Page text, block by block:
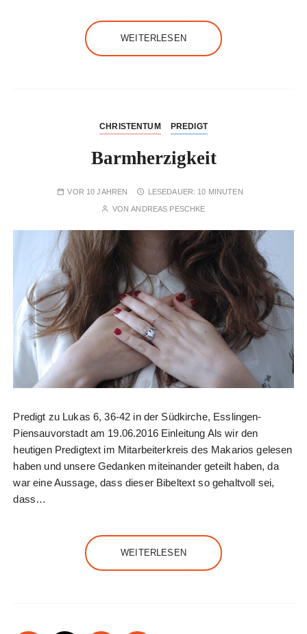
WEITERLESEN
CHRISTENTUM PREDIGT
Barmherzigkeit
VOR 10 JAHREN LESEDAUER: 10 MINUTEN
VONANDREAS PESCHKE
Predigt zu Lukas 6, 36-42 in der Südkirche, Esslingen-
Piensauvorstadt am 19.06.2016 Einleitung Als wir den
heutigen Predigtext im Mitarbeiterkreis des Makarios gelesen
haben und unsere Gedanken miteinander geteilt haben, da
war eine Aussage, dass dieser Bibeltext so gehaltvoll sei,
dass…
WEITERLESEN